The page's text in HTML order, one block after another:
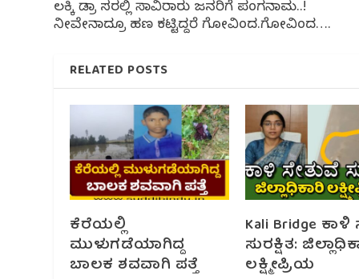
ಲಕ್ಕಿ ಡ್ರಾ ಹೆಸರಲ್ಲಿ ಸಾವಿರಾರು ಜನರಿಗೆ ಪಂಗನಾಮ..!
ನೀವೇನಾದ್ರೂ ಹಣ ಕಟ್ಟಿದ್ದರೆ ಗೋವಿಂದ.ಗೋವಿಂದ….
RELATED POSTS
ಕೆರೆಯಲ್ಲಿ
ಮುಳುಗಡೆಯಾಗಿದ್ದ
ಬಾಲಕ ಶವವಾಗಿ ಪತ್ತೆ
Kali Bridge ಕಾಳಿ
ಸುರಕ್ಷಿತ:
ಲಕ್ಷ್ಮೀಪ್ರಿಯ